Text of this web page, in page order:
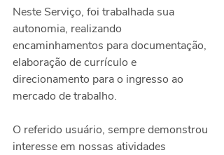
Neste Serviço, foi trabalhada sua
autonomia, realizando
encaminhamentos para documentação,
elaboração de currículo e
direcionamento para o ingresso ao
mercado de trabalho.
O referido usuário, sempre demonstrou
interesse em nossas atividades